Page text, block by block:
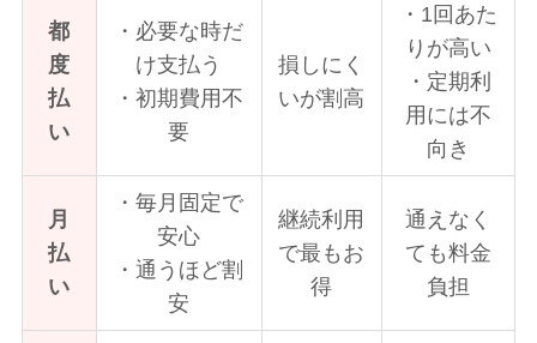
都
度
払
い
・必要な時だ
け支払う
・初期費用不
要
損しにく
いが割高
・1回あた
りが高い
・定期利
用には不
向き
月
払
い
・毎月固定で
安心
・通うほど割
安
継続利用
で最もお
得
通えなく
ても料金
負担